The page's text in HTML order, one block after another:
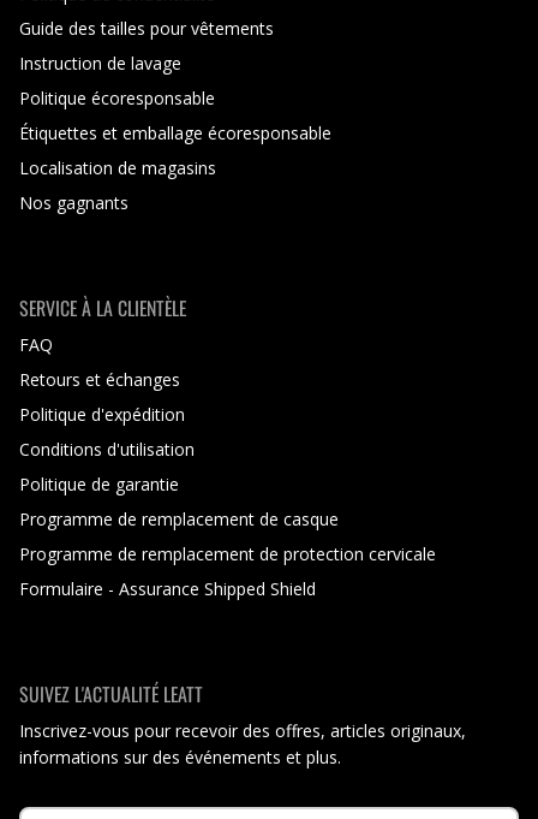
Guide des tailles pour vêtements
Instruction de lavage
Politique écoresponsable
Étiquettes et emballage écoresponsable
Localisation de magasins
Nos gagnants
SERVICE À LA CLIENTÈLE
FAQ
Retours et échanges
Politique d'expédition
Conditions d'utilisation
Politique de garantie
Programme de remplacement de casque
Programme de remplacement de protection cervicale
Formulaire - Assurance Shipped Shield
SUIVEZ L'ACTUALITÉ LEATT
Inscrivez-vous pour recevoir des offres, articles originaux,
informations sur des événements et plus.